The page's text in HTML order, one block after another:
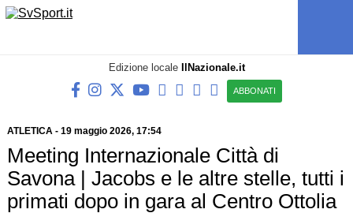
Edizione locale IlNazionale.it
ABBONATI
ATLETICA- 19 maggio 2026, 17:54
Meeting Internazionale Città di
Savona | Jacobs e le altre stelle, tutti i
primati dopo in gara al Centro Ottolia